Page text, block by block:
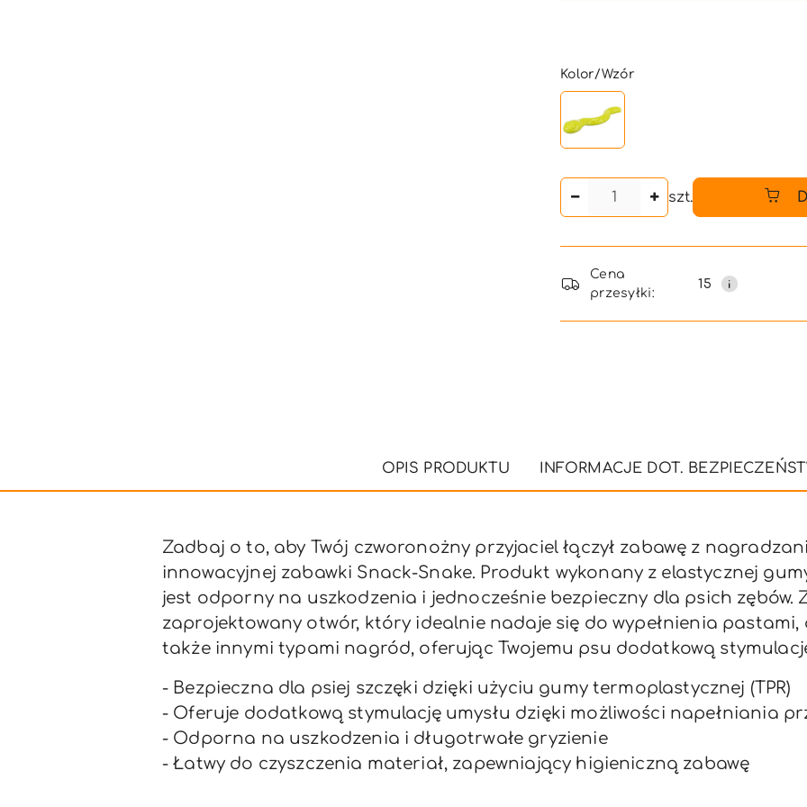
Wariant
Kolor/Wzór
szt.
Dostępność
i
dostawa
Cena
przesyłki:
15
OPIS PRODUKTU INFORMACJE DOT.
Zadbaj o to, aby Twój czworonożny przyjaciel łączył zabawę z
innowacyjnej zabawki Snack-Snake. Produkt wykonany z elastycznej
jest odporny na uszkodzenia i jednocześnie bezpieczny dla psich zębów.
zaprojektowany otwór, który idealnie nadaje się do wypełnienia pastami,
także innymi typami nagród, oferując Twojemu psu dodatkową
- Bezpieczna dla psiej szczęki dzięki użyciu gumy termoplastycznej (TPR)
- Oferuje dodatkową stymulację umysłu dzięki możliwości napełniania
- Odporna na uszkodzenia i długotrwałe gryzienie
- Łatwy do czyszczenia materiał, zapewniający higieniczną zabawę